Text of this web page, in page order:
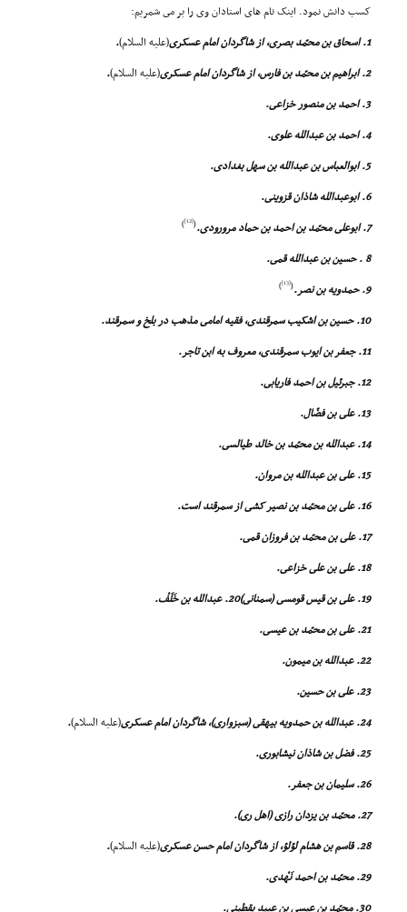
کسب دانش نمود. اینک نام هاى استادان وى را بر مى شمریم:
1. اسحاق بن محمّد بصرى، از شاگردان امام عسکرى
(علیه السلام).
2. ابراهیم بن محمّد بن فارس، از شاگردان امام عسکرى
(علیه السلام).
3. احمد بن منصور خزاعى.
4. احمد بن عبدالله علوى.
5. ابوالعباس بن عبدالله بن سهل بغدادى.
6. ابوعبدالله شاذان قزوینى.
7. ابوعلى محمّد بن احمد بن حماد مرورودى.
(
[12]
)
8 . حسین بن عبدالله قمى.
9. حمدویه بن نصر.
(
[13]
)
10. حسین بن اشکیب سمرقندى، فقیه امامى مذهب در بلخ و سمرقند.
11. جعفر بن ایوب سمرقندى، معروف به ابن تاجر.
12. جبرئیل بن احمد فاریابى.
13. على بن فضّال.
14. عبدالله بن محمّد بن خالد طیالسى.
15. على بن عبدالله بن مروان.
16. على بن محمّد بن نصیر کشى از سمرقند است.
17. على بن محمّد بن فروزان قمى.
18. على بن على خزاعى.
19. على بن قیس قومسى (سمنانى)20. عبدالله بن خَلَفْ.
21. على بن محمّد بن عیسى.
22. عبدالله بن میمون.
23. على بن حسین.
24. عبدالله بن حمدویه بیهقى (سبزوارى)، شاگردان امام عسکرى
(علیه السلام).
25. فضل بن شاذان نیشابورى.
26. سلیمان بن جعفر.
27. محمّد بن یزدان رازى (اهل رى).
28. قاسم بن هشام لؤلؤ، از شاگردان امام حسن عسکرى
(علیه السلام).
29. محمّد بن احمد نَهْدى.
30. محمّد بن عیسى بن عبید یقطینى.